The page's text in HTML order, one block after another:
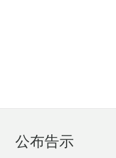
公布告示